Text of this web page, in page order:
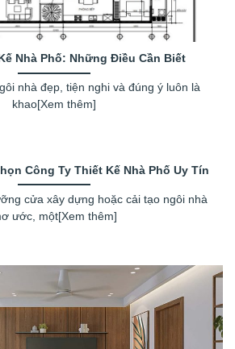
Nhà Phố: Những Điều Cần Biết
nhà đẹp, tiện nghi và đúng ý luôn là
khao[Xem thêm]
Công Ty Thiết Kế Nhà Phố Uy Tín
cửa xây dựng hoặc cải tạo ngôi nhà
ước, một[Xem thêm]